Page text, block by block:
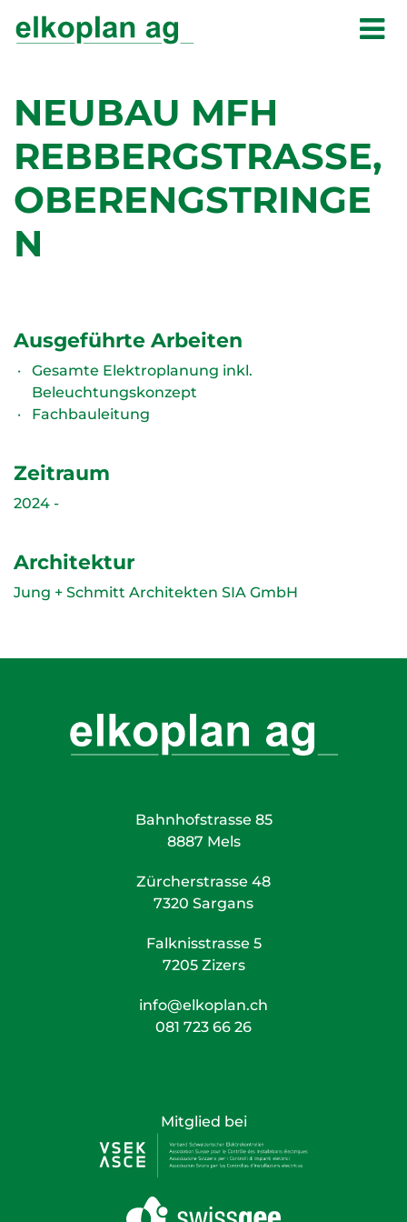
NEUBAU MFH
REBBERGSTRASSE,
OBERENGSTRINGE
N
Ausgeführte Arbeiten
Gesamte Elektroplanung inkl.
Beleuchtungskonzept
Fachbauleitung
Zeitraum
2024 -
Architektur
Jung + Schmitt Architekten SIA GmbH
Bahnhofstrasse 85
8887 Mels
Zürcherstrasse 48
7320 Sargans
Falknisstrasse 5
7205 Zizers
info@elkoplan.ch
081 723 66 26
Mitglied bei